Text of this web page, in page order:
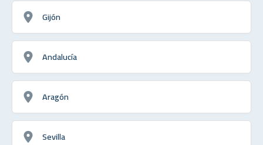
Gijón
Andalucía
Aragón
Sevilla